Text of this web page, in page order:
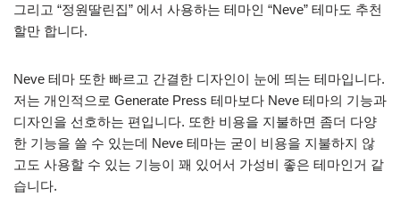
그리고 “정원딸린집” 에서 사용하는 테마인 “Neve” 테마도 추천
할만 합니다.
Neve 테마 또한 빠르고 간결한 디자인이 눈에 띄는 테마입니다.
저는 개인적으로 Generate Press 테마보다 Neve 테마의 기능과
디자인을 선호하는 편입니다. 또한 비용을 지불하면 좀더 다양
한 기능을 쓸 수 있는데 Neve 테마는 굳이 비용을 지불하지 않
고도 사용할 수 있는 기능이 꽤 있어서 가성비 좋은 테마인거 같
습니다.